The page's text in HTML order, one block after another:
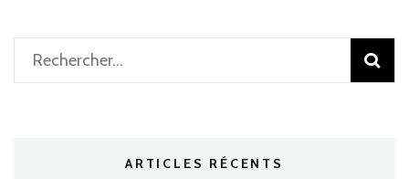
Rechercher :
ARTICLES RÉCENTS